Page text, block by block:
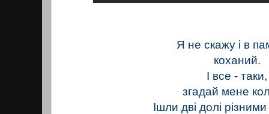
Я не скажу і в
коханий.
І все - таки,
згадай мене
Ішли дві долі